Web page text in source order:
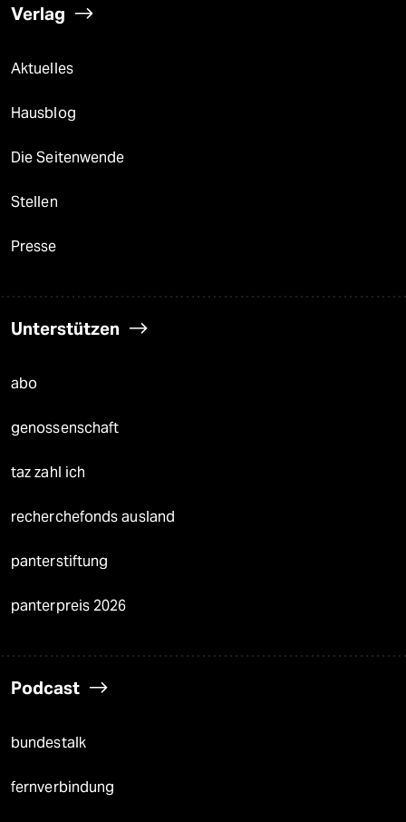
Verlag
Aktuelles
Hausblog
Die Seitenwende
Stellen
Presse
Unterstützen
abo
genossenschaft
taz zahl ich
recherchefonds ausland
panterstiftung
panterpreis 2026
Podcast
bundestalk
fernverbindung